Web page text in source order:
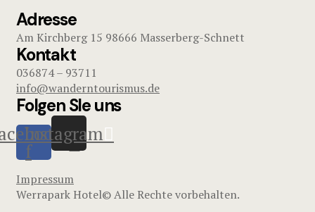
Adresse
Am Kirchberg 15 98666 Masserberg-Schnett
Kontakt
036874 – 93711
info@wanderntourismus.de
Folgen SIe uns
f
Instagram
Impressum
Werrapark Hotel© Alle Rechte vorbehalten.